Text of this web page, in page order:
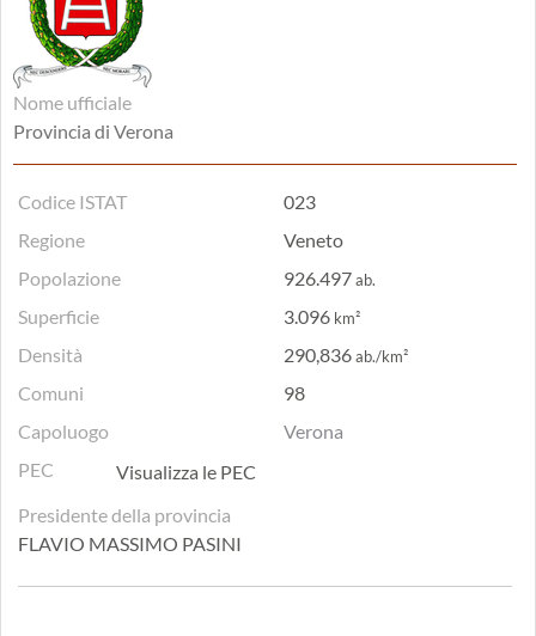
Nome ufficiale
Provincia di Verona
Codice ISTAT
023
Regione
Veneto
Popolazione
926.497ab.
Superficie 3.096 km²
Densità 290,836ab./km²
Comuni
98
Capoluogo
Verona
PEC
Visualizza le PEC
Presidente della provincia
FLAVIO MASSIMO PASINI